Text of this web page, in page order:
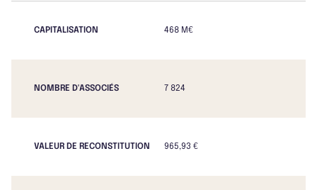
CAPITALISATION 468 M€
NOMBRE D'ASSOCIÉS 7 824
VALEUR DE RECONSTITUTION 965,93 €